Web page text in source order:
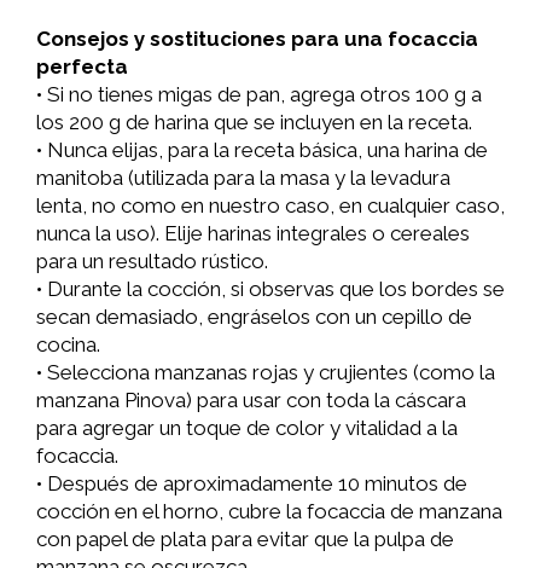
Consejos y sostituciones para una focaccia
perfecta
• Si no tienes migas de pan, agrega otros 100 g a
los 200 g de harina que se incluyen en la receta.
• Nunca elijas, para la receta básica, una harina de
manitoba (utilizada para la masa y la levadura
lenta, no como en nuestro caso, en cualquier caso,
nunca la uso). Elije harinas integrales o cereales
para un resultado rústico.
• Durante la cocción, si observas que los bordes se
secan demasiado, engráselos con un cepillo de
cocina.
• Selecciona manzanas rojas y crujientes (como la
manzana Pinova) para usar con toda la cáscara
para agregar un toque de color y vitalidad a la
focaccia.
• Después de aproximadamente 10 minutos de
cocción en el horno, cubre la focaccia de manzana
con papel de plata para evitar que la pulpa de